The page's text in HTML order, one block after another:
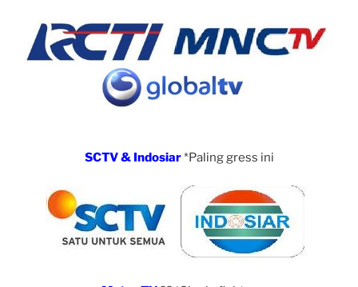
SCTV & Indosiar*Paling gress ini